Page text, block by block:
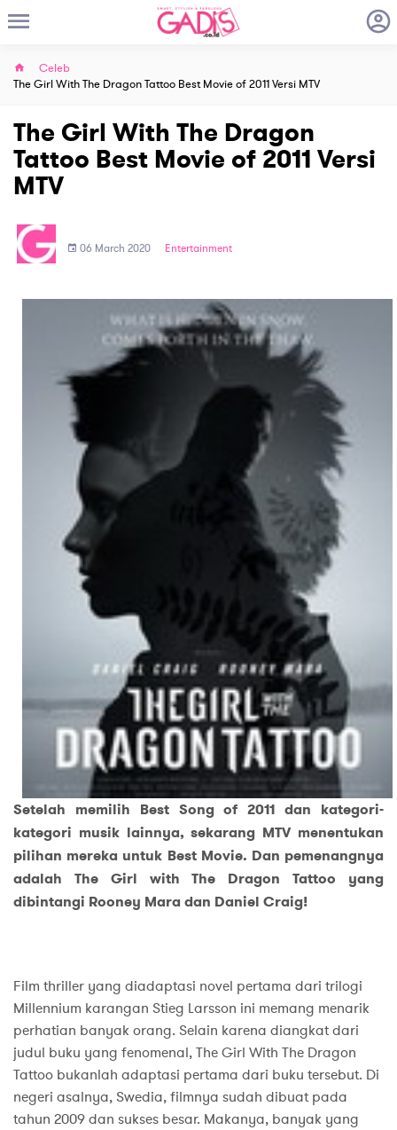
Celeb
The Girl With The Dragon Tattoo Best Movie of 2011 Versi MTV
The Girl With The Dragon
Tattoo Best Movie of 2011 Versi
MTV
06 March 2020 Entertainment
Setelah memilih Best Song of 2011 dan kategori-
kategori musik lainnya, sekarang MTV menentukan
pilihan mereka untuk Best Movie. Dan pemenangnya
adalah The Girl with The Dragon Tattoo yang
dibintangi Rooney Mara dan Daniel Craig!
Film thriller yang diadaptasi novel pertama dari trilogi
Millennium karangan Stieg Larsson ini memang menarik
perhatian banyak orang. Selain karena diangkat dari
judul buku yang fenomenal, The Girl With The Dragon
Tattoo bukanlah adaptasi pertama dari buku tersebut. Di
negeri asalnya, Swedia, filmnya sudah dibuat pada
tahun 2009 dan sukses besar. Makanya, banyak yang